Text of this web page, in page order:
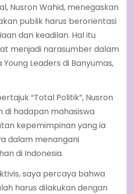
Nusron Wahid, menegaskan
publik harus berorientasi
dan keadilan. Hal itu
menjadi narasumber dalam
Leaders di Banyumas,
“Total Politik”, Nusron
di hadapan mahasiswa
kepemimpinan yang ia
dalam menangani
di Indonesia.
saya percaya bahwa
harus dilakukan dengan